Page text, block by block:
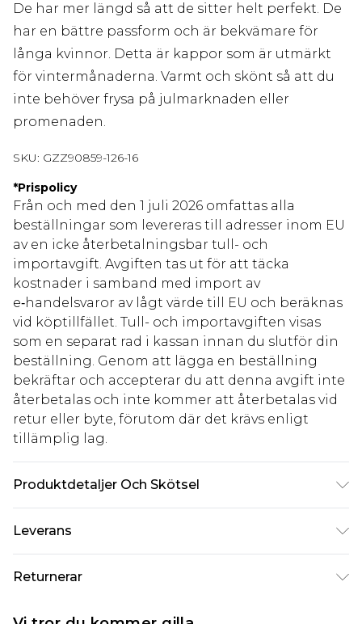
De har mer längd så att de sitter helt perfekt. De
har en bättre passform och är bekvämare för
långa kvinnor. Detta är kappor som är utmärkt
för vintermånaderna. Varmt och skönt så att du
inte behöver frysa på julmarknaden eller
promenaden.
SKU: GZZ90859-126-16
*Prispolicy
Från och med den 1 juli 2026 omfattas alla
beställningar som levereras till adresser inom EU
av en icke återbetalningsbar tull- och
importavgift. Avgiften tas ut för att täcka
kostnader i samband med import av
e‑handelsvaror av lågt värde till EU och beräknas
vid köptillfället. Tull- och importavgiften visas
som en separat rad i kassan innan du slutför din
beställning. Genom att lägga en beställning
bekräftar och accepterar du att denna avgift inte
återbetalas och inte kommer att återbetalas vid
retur eller byte, förutom där det krävs enligt
tillämplig lag.
Produktdetaljer Och Skötsel
Leverans
Standardleverans Sverige
kr80
Returnerar